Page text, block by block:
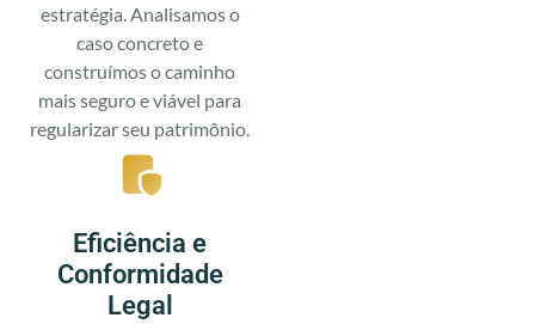
estratégia. Analisamos o
caso concreto e
construímos o caminho
mais seguro e viável para
regularizar seu patrimônio.
Eficiência e
Conformidade
Legal